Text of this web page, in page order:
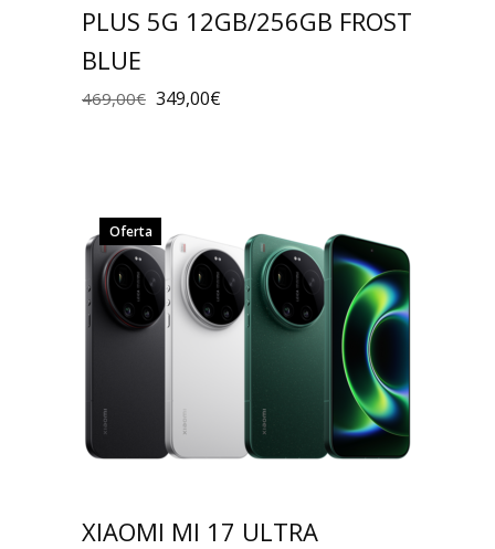
PLUS 5G 12GB/256GB FROST
BLUE
469,00€ 349,00€
Oferta
XIAOMI MI 17 ULTRA